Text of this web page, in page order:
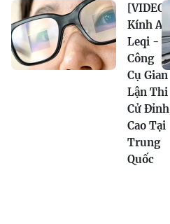
[VIDEO]
Kính AI
Leqi -
Công
Cụ Gian
Lận Thi
Cử Đỉnh
Cao Tại
Trung
Quốc